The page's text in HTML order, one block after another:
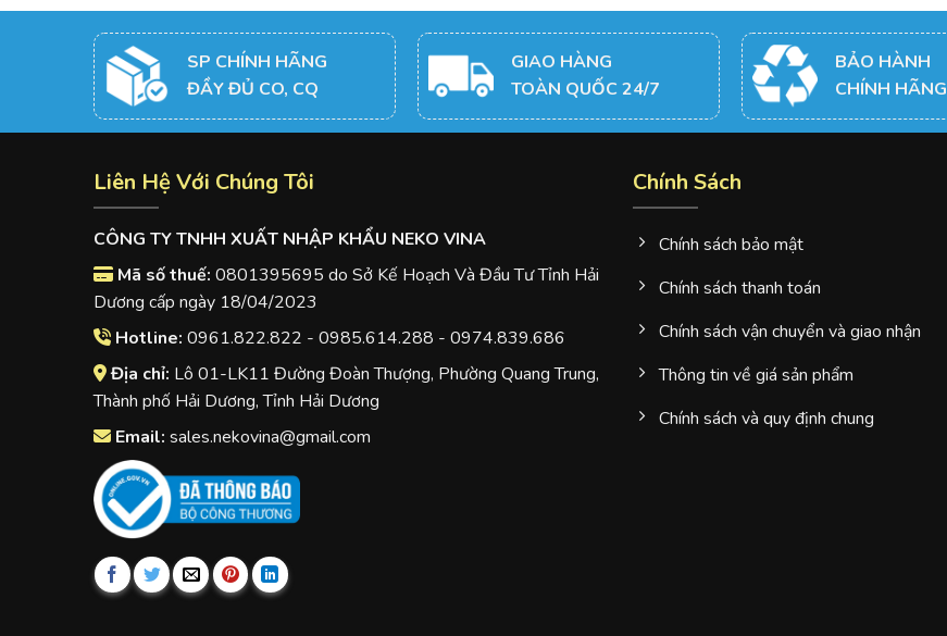
SP CHÍNH HÃNG
ĐẦY ĐỦ CO, CQ
GIAO HÀNG
TOÀN QUỐC 24/7
BẢO HÀNH
CHÍNH HÃNG
Liên Hệ Với Chúng Tôi
CÔNG TY TNHH XUẤT NHẬP KHẨU NEKO VINA
Mã số thuế: 0801395695 do Sở Kế Hoạch Và Đầu Tư Tỉnh Hải
Dương cấp ngày 18/04/2023
Hotline: 0961.822.822 - 0985.614.288 - 0974.839.686
Địa chỉ: Lô 01-LK11 Đường Đoàn Thượng, Phường Quang Trung,
Thành phố Hải Dương, Tỉnh Hải Dương
Email: sales.nekovina@gmail.com
Chính Sách
Chính sách bảo mật
Chính sách thanh toán
Chính sách vận chuyển và giao nhận
Thông tin về giá sản phẩm
Chính sách và quy định chung